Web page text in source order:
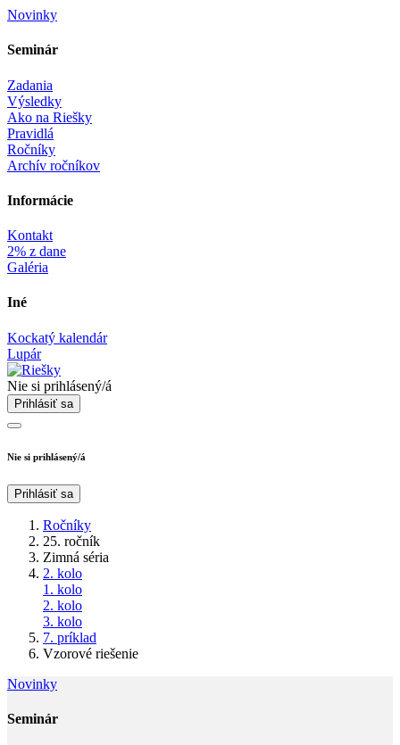
Novinky
Seminár‎
Zadania
Výsledky
Ako na Riešky
Pravidlá
Ročníky
Archív ročníkov
Informácie‎
Kontakt
2% z dane
Galéria
Iné
Kockatý kalendár
Lupár
Nie si prihlásený/á
Prihlásiť sa
Nie si prihlásený/á
Prihlásiť sa
Ročníky
25. ročník
Zimná séria
2. kolo
1. kolo
2. kolo
3. kolo
7. príklad
Vzorové riešenie
Novinky
Seminár‎